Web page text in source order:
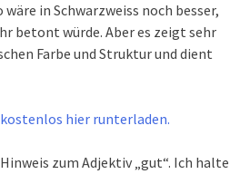
in Schwarzweiss noch besser,
betont würde. Aber es zeigt sehr
Farbe und Struktur und dient
kostenlos hier runterladen.
zum Adjektiv „gut“. Ich halte